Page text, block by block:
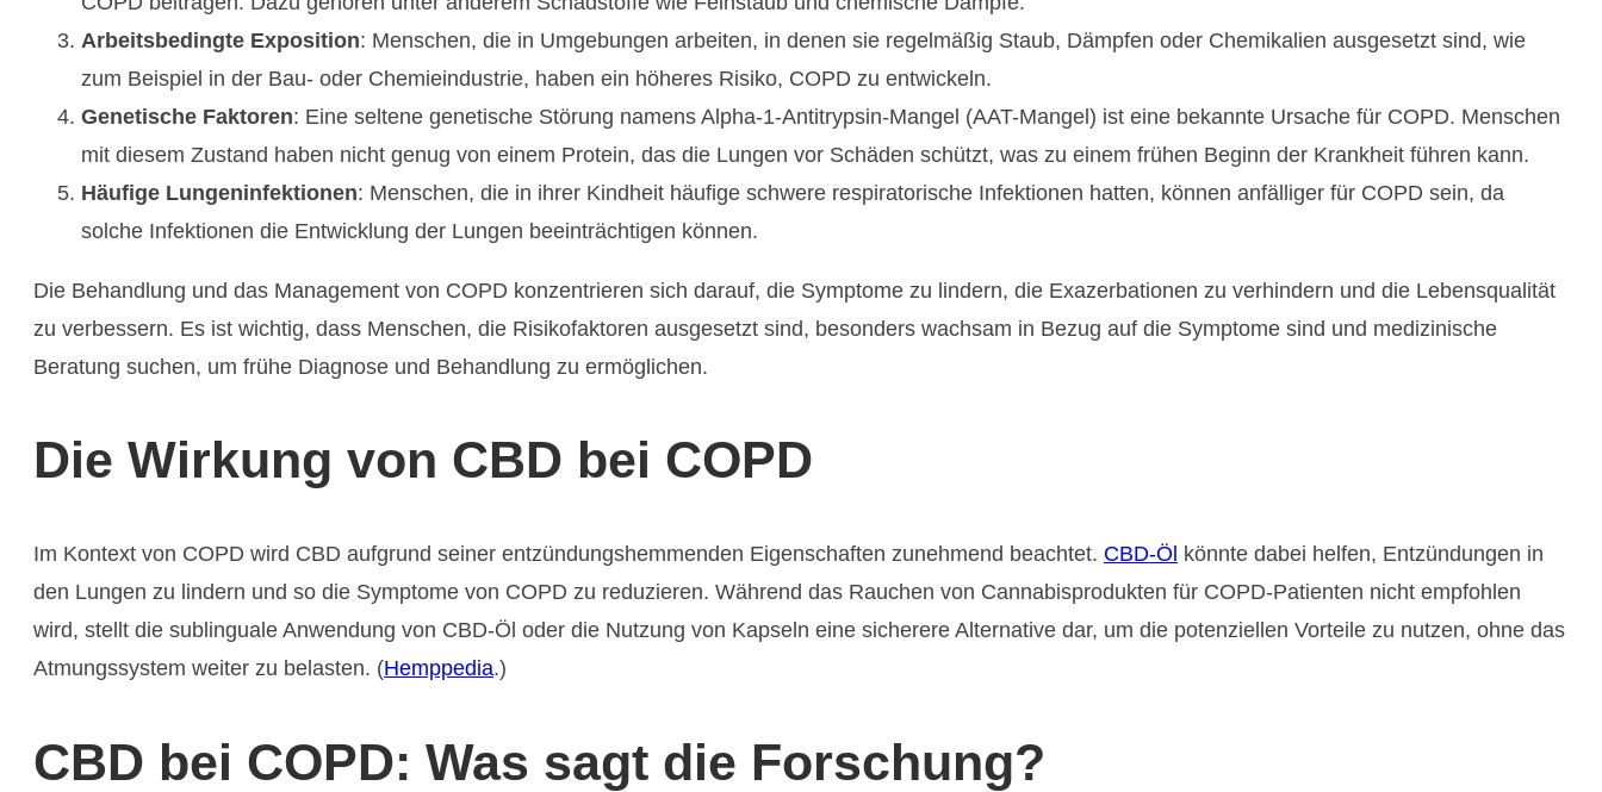
Arbeitsbedingte Exposition: Menschen, die in Umgebungen arbeiten, in denen sie regelmäßig Staub, Dämpfen oder Chemikalien ausgesetzt sind, wie
zum Beispiel in der Bau- oder Chemieindustrie, haben ein höheres Risiko, COPD zu entwickeln.
Genetische Faktoren: Eine seltene genetische Störung namens Alpha-1-Antitrypsin-Mangel (AAT-Mangel) ist eine bekannte Ursache für COPD. Menschen
mit diesem Zustand haben nicht genug von einem Protein, das die Lungen vor Schäden schützt, was zu einem frühen Beginn der Krankheit führen kann.
Häufige Lungeninfektionen: Menschen, die in ihrer Kindheit häufige schwere respiratorische Infektionen hatten, können anfälliger für COPD sein, da
solche Infektionen die Entwicklung der Lungen beeinträchtigen können.
Die Behandlung und das Management von COPD konzentrieren sich darauf, die Symptome zu lindern, die Exazerbationen zu verhindern und die Lebensqualität
zu verbessern. Es ist wichtig, dass Menschen, die Risikofaktoren ausgesetzt sind, besonders wachsam in Bezug auf die Symptome sind und medizinische
Beratung suchen, um frühe Diagnose und Behandlung zu ermöglichen.
Die Wirkung von CBD bei COPD
Im Kontext von COPD wird CBD aufgrund seiner entzündungshemmenden Eigenschaften zunehmend beachtet. CBD-Öl könnte dabei helfen, Entzündungen in
den Lungen zu lindern und so die Symptome von COPD zu reduzieren. Während das Rauchen von Cannabisprodukten für COPD-Patienten nicht empfohlen
wird, stellt die sublinguale Anwendung von CBD-Öl oder die Nutzung von Kapseln eine sicherere Alternative dar, um die potenziellen Vorteile zu nutzen, ohne das
Atmungssystem weiter zu belasten. (Hemppedia.)
CBD bei COPD: Was sagt die Forschung?